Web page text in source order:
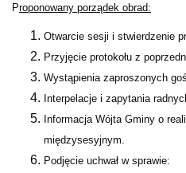
Proponowany porządek obrad:
Otwarcie sesji i stwierdzenie
Przyjęcie protokołu z
Wystąpienia zaproszonych
Interpelacje i zapytania
Informacja Wójta Gminy o
międzysesyjnym.
Podjęcie uchwał w sprawie: